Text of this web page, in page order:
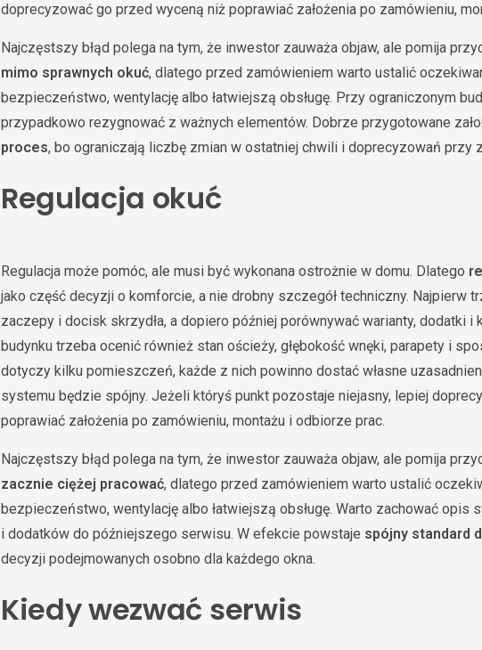
doprecyzować go przed wyceną niż poprawiać założenia po zamówieniu,
Najczęstszy błąd polega na tym, że inwestor zauważa objaw, ale pomija
mimo sprawnych okuć, dlatego przed zamówieniem warto ustalić
bezpieczeństwo, wentylację albo łatwiejszą obsługę. Przy ograniczonym
przypadkowo rezygnować z ważnych elementów. Dobrze przygotowane
proces, bo ograniczają liczbę zmian w ostatniej chwili i doprecyzowań przy
Regulacja okuć
Regulacja może pomóc, ale musi być wykonana ostrożnie w domu. Dlatego
jako część decyzji o komforcie, a nie drobny szczegół techniczny. Najpierw
zaczepy i docisk skrzydła, a dopiero później porównywać warianty, dodatki i
budynku trzeba ocenić również stan ościeży, głębokość wnęki, parapety i
dotyczy kilku pomieszczeń, każde z nich powinno dostać własne
systemu będzie spójny. Jeżeli któryś punkt pozostaje niejasny, lepiej
poprawiać założenia po zamówieniu, montażu i odbiorze prac.
Najczęstszy błąd polega na tym, że inwestor zauważa objaw, ale pomija
zacznie ciężej pracować, dlatego przed zamówieniem warto ustalić
bezpieczeństwo, wentylację albo łatwiejszą obsługę. Warto zachować opis
i dodatków do późniejszego serwisu. W efekcie powstaje spójny standard
decyzji podejmowanych osobno dla każdego okna.
Kiedy wezwać serwis